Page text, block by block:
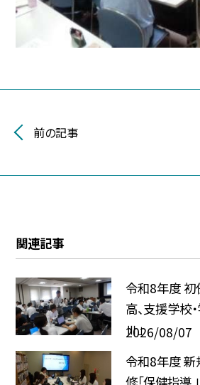
前の記事
関連記事
令和8年度 初
高、支援学校
Ⅲ」
2026/08/07
令和8年度